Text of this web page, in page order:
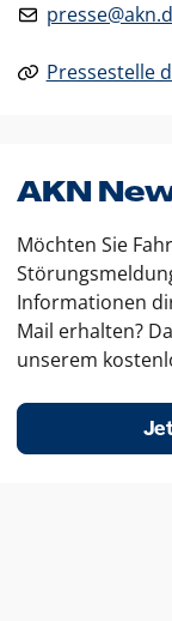
Pressestelle
AKN
Möchten Sie
Informationen
Mail erhalten?
unserem